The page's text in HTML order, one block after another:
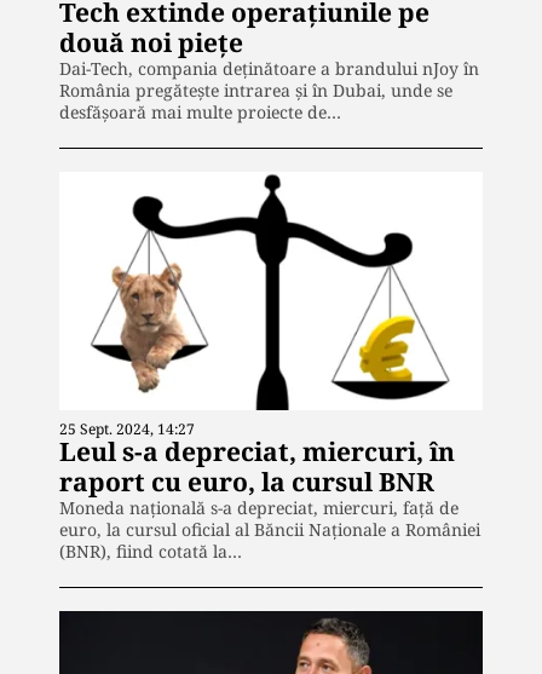
Tech extinde operațiunile pe
două noi piețe
Dai-Tech, compania deținătoare a brandului nJoy în
România pregătește intrarea și în Dubai, unde se
desfășoară mai multe proiecte de…
25 Sept. 2024, 14:27
Leul s-a depreciat, miercuri, în
raport cu euro, la cursul BNR
Moneda națională s-a depreciat, miercuri, față de
euro, la cursul oficial al Băncii Naționale a României
(BNR), fiind cotată la…